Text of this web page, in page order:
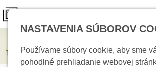
Termofol vykurovacia rohož TF-HM-150/15m²
NASTAVENIA SÚBOROV
Používame súbory cookie, aby sme
pohodlné prehliadanie webovej